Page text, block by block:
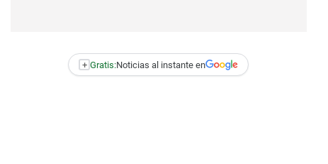
+ Gratis:Noticias al instante en